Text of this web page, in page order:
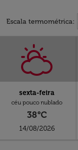
Escala termométrica:
sexta-feira
céu pouco nublado
38°C
14/08/2026